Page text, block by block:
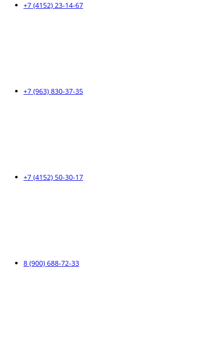
+7 (4152) 23-14-67
+7 (963) 830-37-35
+7 (4152) 50-30-17
8 (900) 688-72-33